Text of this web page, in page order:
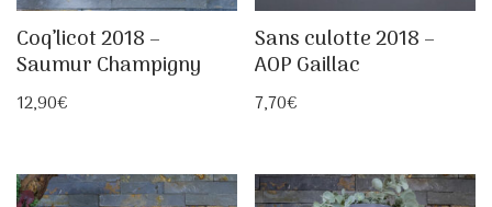
Coq’licot 2018 –
Saumur Champigny
12,90€
Sans culotte 2018 –
AOP Gaillac
7,70€